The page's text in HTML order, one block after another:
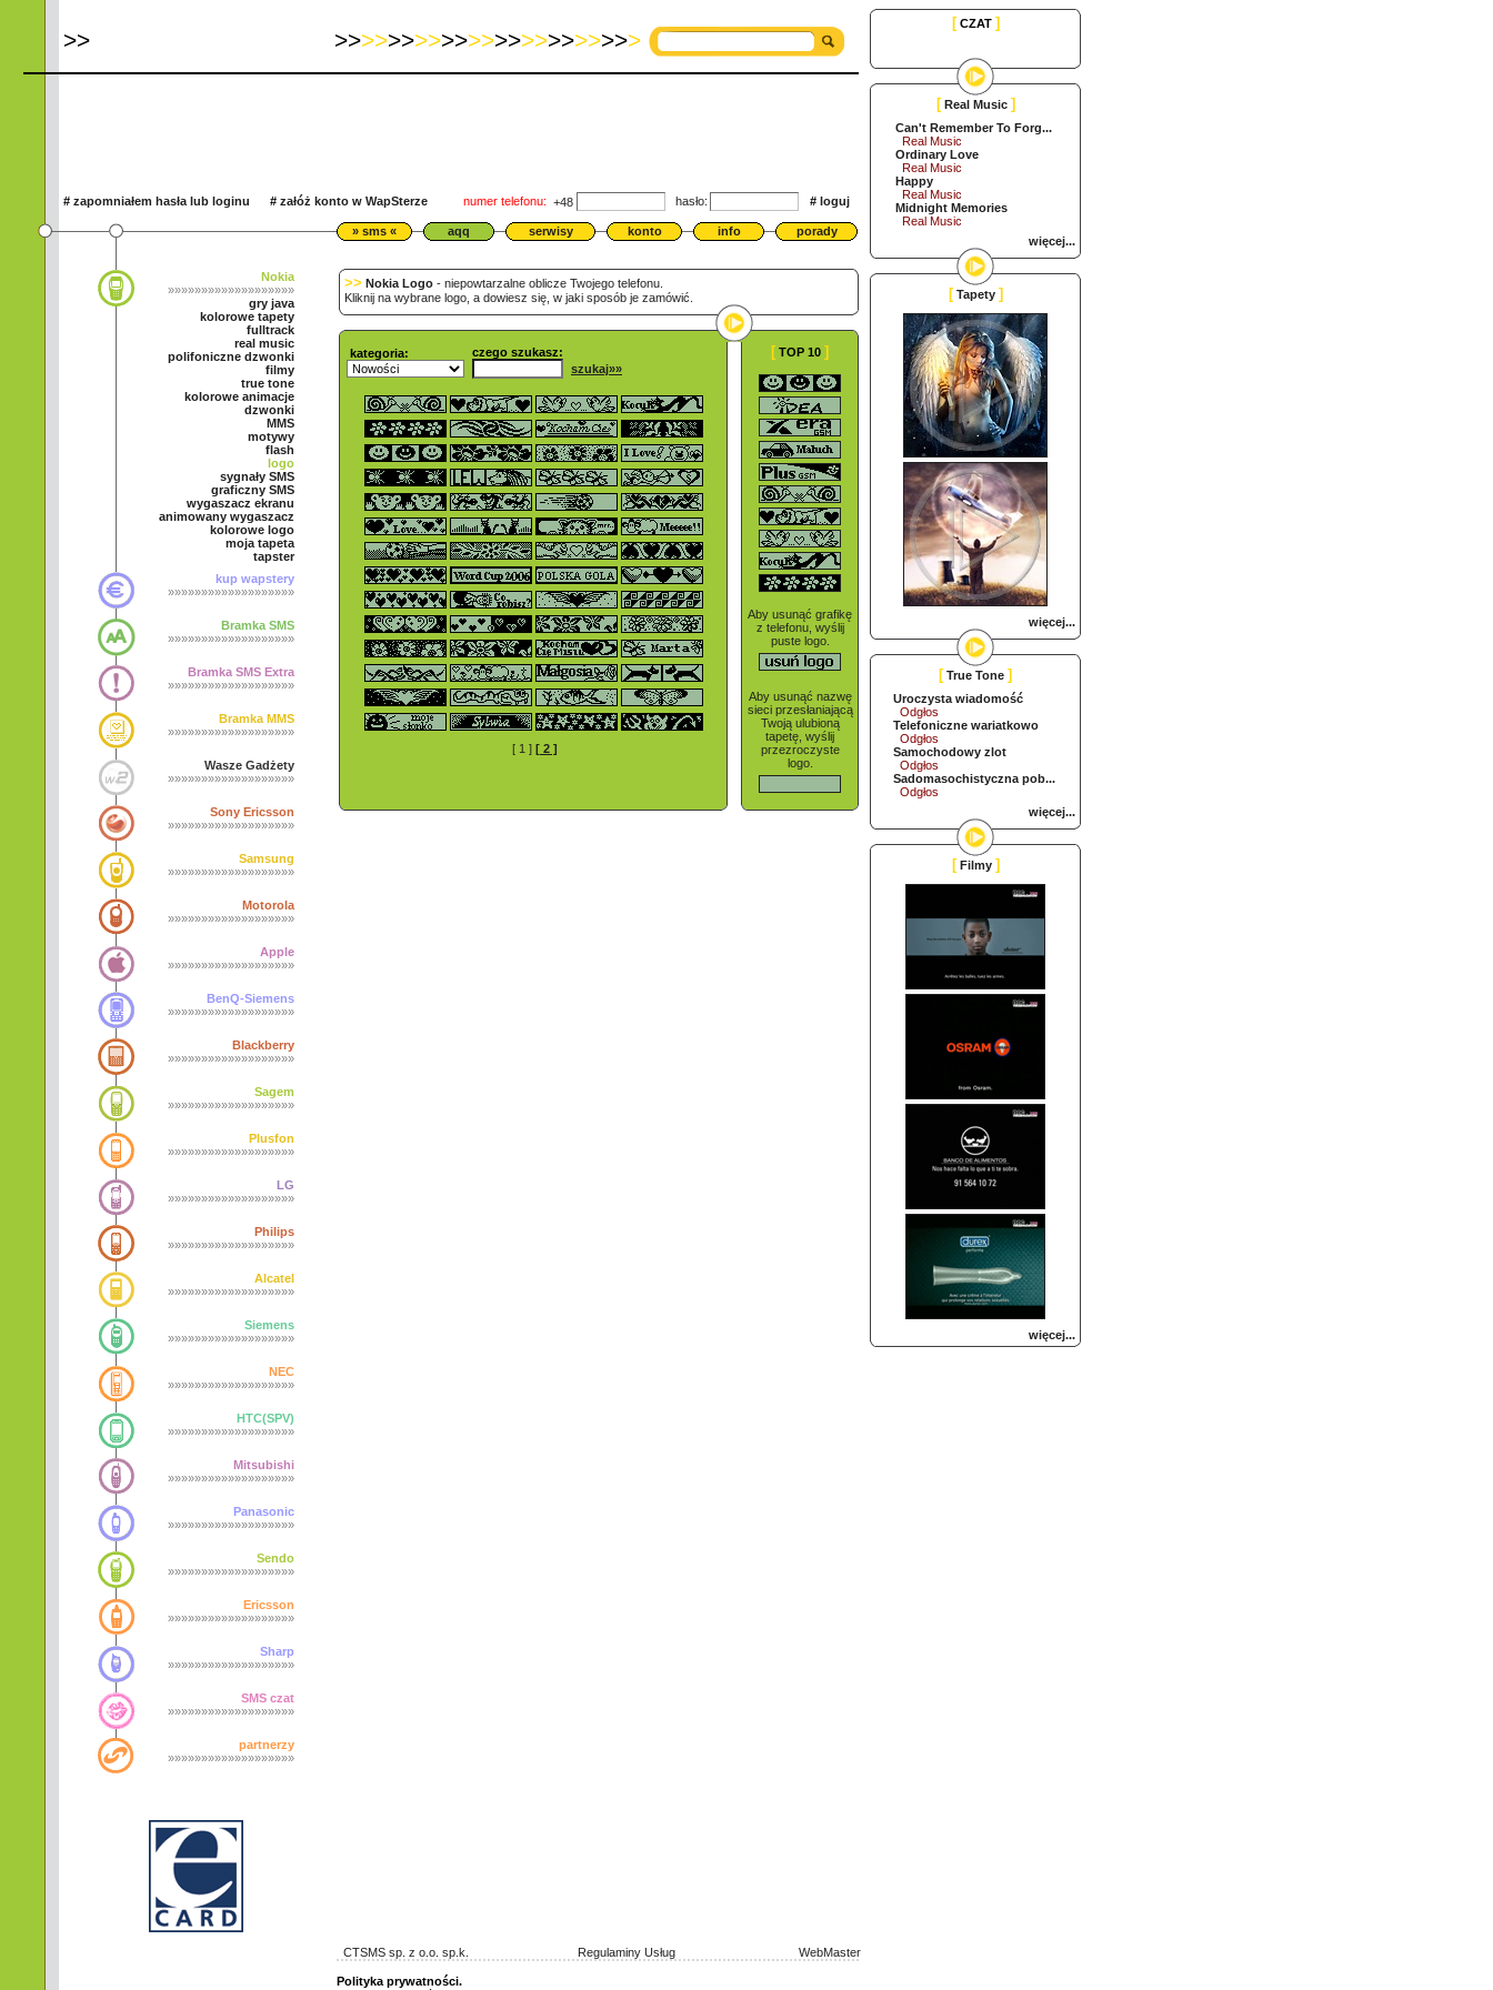
>> >>>>>>>>>>>>>>>>>>>>>>>
# zapomniałem hasła lub loginu # załóż konto w WapSterze numer telefonu: +48 hasło: # loguj
» sms « aqq serwisy konto info porady
Nokia
»»»»»»»»»»»»»»»»»»»
gry java
kolorowe tapety
fulltrack
real music
polifoniczne dzwonki
filmy
true tone
kolorowe animacje
dzwonki
MMS
motywy
flash
logo
sygnały SMS
graficzny SMS
wygaszacz ekranu
animowany wygaszacz
kolorowe logo
moja tapeta
tapster
kup wapstery
»»»»»»»»»»»»»»»»»»»
Bramka SMS
»»»»»»»»»»»»»»»»»»»
Bramka SMS Extra
»»»»»»»»»»»»»»»»»»»
Bramka MMS
»»»»»»»»»»»»»»»»»»»
Wasze Gadżety
»»»»»»»»»»»»»»»»»»»
Sony Ericsson
»»»»»»»»»»»»»»»»»»»
Samsung
»»»»»»»»»»»»»»»»»»»
Motorola
»»»»»»»»»»»»»»»»»»»
Apple
»»»»»»»»»»»»»»»»»»»
BenQ-Siemens
»»»»»»»»»»»»»»»»»»»
Blackberry
»»»»»»»»»»»»»»»»»»»
Sagem
»»»»»»»»»»»»»»»»»»»
Plusfon
»»»»»»»»»»»»»»»»»»»
LG
»»»»»»»»»»»»»»»»»»»
Philips
»»»»»»»»»»»»»»»»»»»
Alcatel
»»»»»»»»»»»»»»»»»»»
Siemens
»»»»»»»»»»»»»»»»»»»
NEC
»»»»»»»»»»»»»»»»»»»
HTC(SPV)
»»»»»»»»»»»»»»»»»»»
Mitsubishi
»»»»»»»»»»»»»»»»»»»
Panasonic
»»»»»»»»»»»»»»»»»»»
Sendo
»»»»»»»»»»»»»»»»»»»
Ericsson
»»»»»»»»»»»»»»»»»»»
Sharp
»»»»»»»»»»»»»»»»»»»
SMS czat
»»»»»»»»»»»»»»»»»»»
partnerzy
»»»»»»»»»»»»»»»»»»»
>> Nokia Logo - niepowtarzalne oblicze Twojego telefonu.
Kliknij na wybrane logo, a dowiesz się, w jaki sposób je zamówić.
kategoria:
czego szukasz:
szukaj»»
[ 1 ] [ 2 ]
[ TOP 10 ]
Aby usunąć grafikę
z telefonu, wyślij
puste logo.
Aby usunąć nazwę
sieci przesłaniającą
Twoją ulubioną
tapetę, wyślij
przezroczyste
logo.
CTSMS sp. z o.o. sp.k. Regulaminy Usług WebMaster
Polityka prywatności.
[CZAT ]
[ Real Music ]
Can't Remember To Forg...
Real Music
Ordinary Love
Real Music
Happy
Real Music
Midnight Memories
Real Music
więcej...
[ Tapety ]
więcej...
[ True Tone ]
Uroczysta wiadomość
Odgłos
Telefoniczne wariatkowo
Odgłos
Samochodowy zlot
Odgłos
Sadomasochistyczna pob...
Odgłos
więcej...
[ Filmy ]
więcej...